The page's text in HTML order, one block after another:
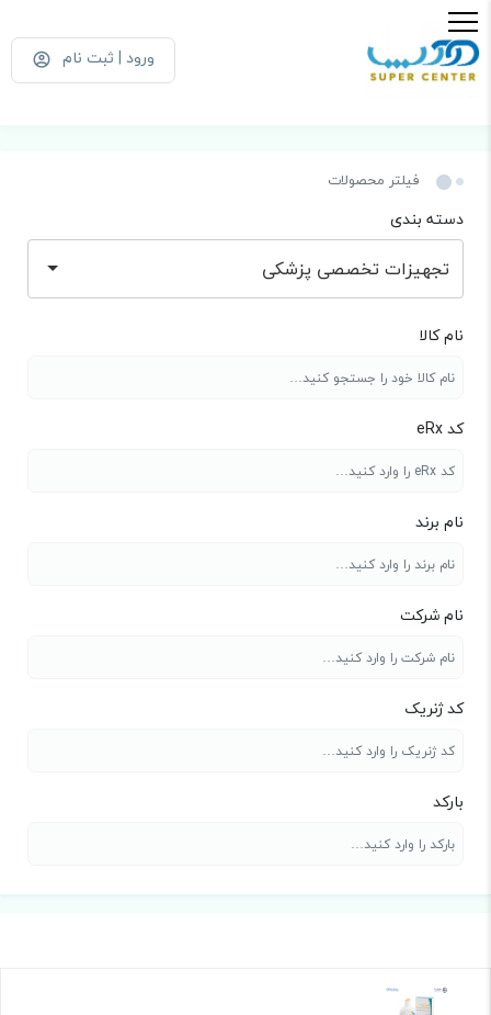
ورود | ثبت نام
فیلتر محصولات
دسته بندی
تجهیزات تخصصی پزشکی
نام کالا
کد eRx
نام برند
نام شرکت
کد ژنریک
بارکد